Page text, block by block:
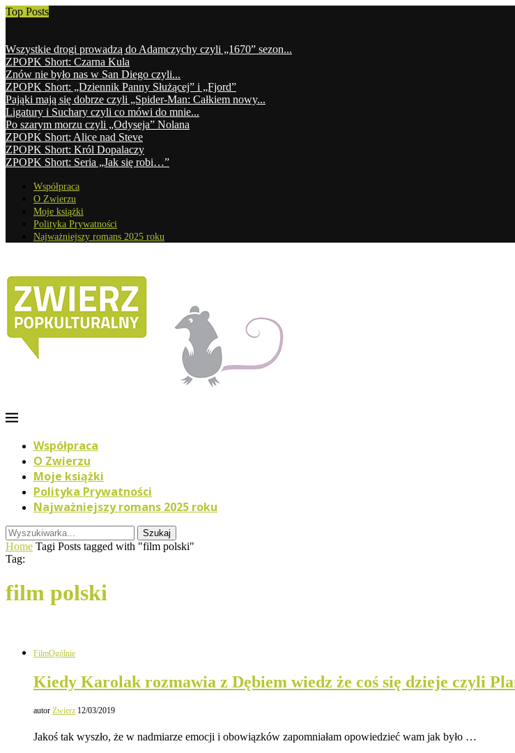
Top Posts
Wszystkie drogi prowadzą do Adamczychy czyli „1670” sezon...
ZPOPK Short: Czarna Kula
Znów nie było nas w San Diego czyli...
ZPOPK Short: „Dziennik Panny Służącej” i „Fjord”
Pająki mają się dobrze czyli „Spider-Man: Całkiem nowy...
Ligatury i Suchary czyli co mówi do mnie...
Po szarym morzu czyli „Odyseja” Nolana
ZPOPK Short: Alice nad Steve
ZPOPK Short: Król Dopalaczy
ZPOPK Short: Seria „Jak się robi…”
Współpraca
O Zwierzu
Moje książki
Polityka Prywatności
Najważniejszy romans 2025 roku
Współpraca
O Zwierzu
Moje książki
Polityka Prywatności
Najważniejszy romans 2025 roku
Szukaj
Home Tagi Posts tagged with "film polski"
Tag:
film polski
FilmOgólnie
Kiedy Karolak rozmawia z Dębiem wiedz że coś się dzieje czyli
autor Zwierz 12/03/2019
Jakoś tak wyszło, że w nadmiarze emocji i obowiązków zapomniałam opowiedzieć wam jak było …